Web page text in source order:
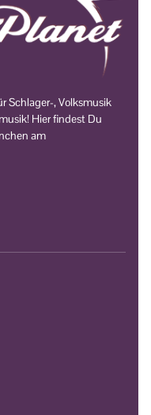
Schlager-, Volksmusik
Hier findest Du
am